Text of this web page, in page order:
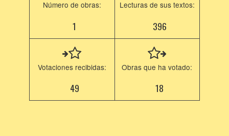
Número de obras:
1
Lecturas de sus textos:
396
Votaciones recibidas:
49
Obras que ha votado:
18